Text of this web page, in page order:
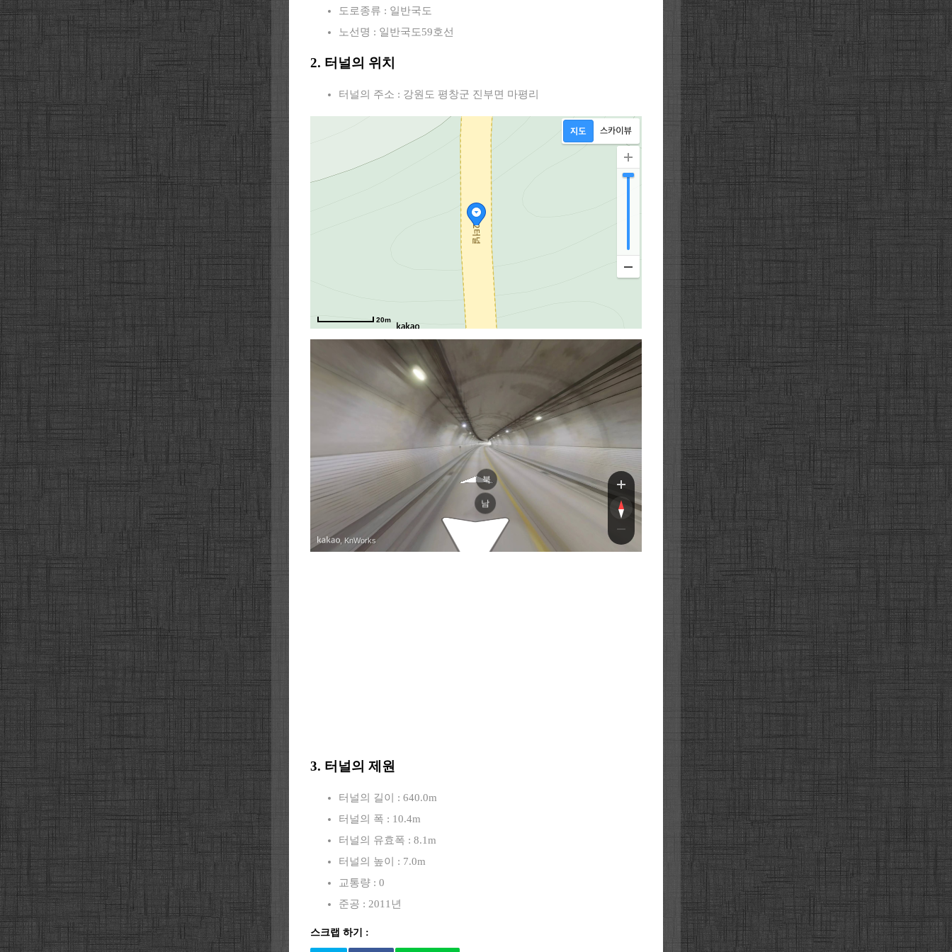
도로종류 : 일반국도
노선명 : 일반국도59호선
2. 터널의 위치
터널의 주소 : 강원도 평창군 진부면 마평리
20m
북
남
, KnWorks
3. 터널의 제원
터널의 길이 : 640.0m
터널의 폭 : 10.4m
터널의 유효폭 : 8.1m
터널의 높이 : 7.0m
교통량 : 0
준공 : 2011년
스크랩 하기 :